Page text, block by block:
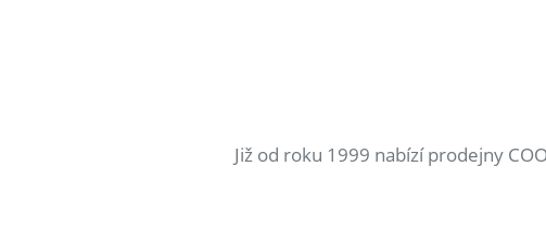
Již od roku 1999 nabízí prodejny